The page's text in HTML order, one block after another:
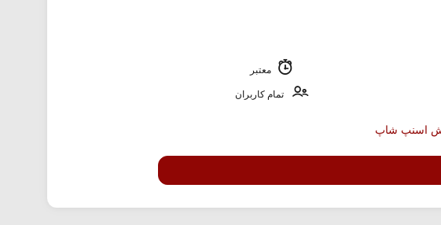
معتبر
تمام کاربران